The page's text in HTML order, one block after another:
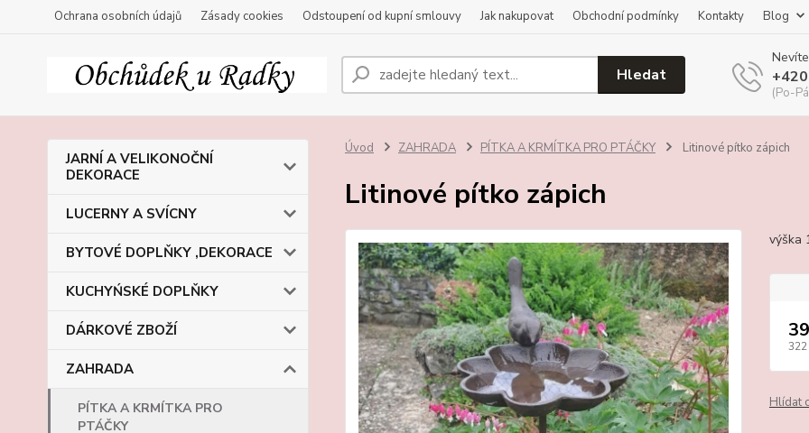
Ochrana osobních údajů Zásady cookies Odstoupení od kupní smlouvy Jak nakupovat Obchodní podmínky Kontakty Blog
Hledat
(Po-
JARNÍ A VELIKONOČNÍ
DEKORACE
LUCERNY A SVÍCNY
BYTOVÉ DOPLŇKY ,DEKORACE
KUCHYŃSKÉ DOPLŇKY
DÁRKOVÉ ZBOŽÍ
ZAHRADA
PÍTKA A KRMÍTKA PRO
PTÁČKY
Úvod ZAHRADA PÍTKA A KRMÍTKA PRO PTÁČKY Litinové pítko zápich
Litinové pítko zápich
výška
322
Hlídat